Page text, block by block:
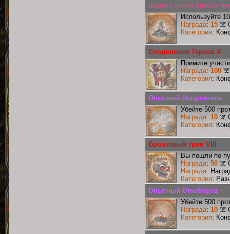
Защита чести Ангела
Используйте
Награда: 15
Категория:
Сподвижник Героев X
Примите
Награда: 100
Категория:
Опытный Иссушитель
Убейте 500
Награда: 10
Категория:
Бронзовый трон VIII
Вы пошли по
Награда: 50
Награда:
Категория:
Опытный Огнеборец
Убейте 500
Награда: 10
Категория: